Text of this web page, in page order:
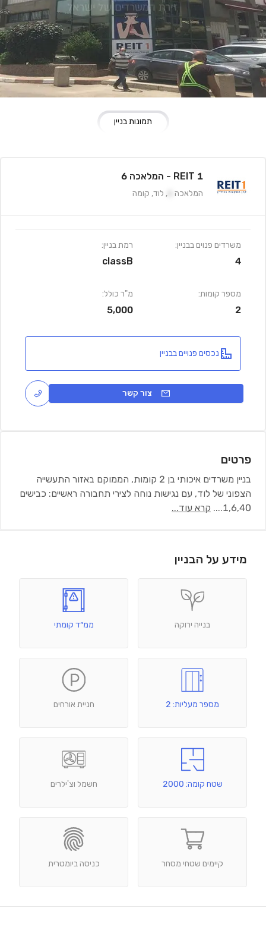
תמונות בניין
REIT 1 - המלאכה 6
המלאכה , לוד, קומה
משרדים פנוים בבניין:
4
מספר קומות:
2
רמת בניין:
classB
מ"ר כולל:
5,000
נכסים פנויים בבניין
צור קשר
פרטים
בניין משרדים איכותי בן 2 קומות, הממוקם באזור התעשייה
הצפוני של לוד, עם נגישות נוחה לצירי תחבורה ראשיים: כבישים
1,6,40.
... קרא עוד...
מידע על הבניין
בנייה ירוקה ממ״ד קומתי
מספר מעליות: 2 חניית אורחים
שטח קומה: 2000 חשמל וצ'ילרים
קיימים שטחי מסחר כניסה ביומטרית